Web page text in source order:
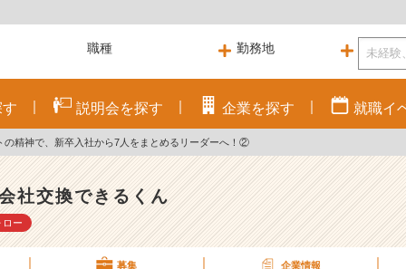
説明会を探す 企業を探す 就職イ
の精神で、新卒入社から7人をまとめるリーダーへ！②
社交換できるくん
ロー
募集 企業情報